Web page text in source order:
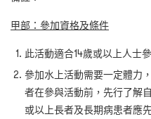
甲部：參加資格及條件
此活動適合14歲或以上人士
參加水上活動需要一定體力
者在參與活動前，先行了解
或以上長者及長期病患者應